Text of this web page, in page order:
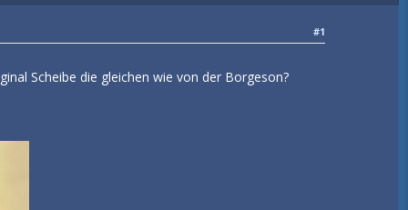
#1
Scheibe die gleichen wie von der Borgeson?